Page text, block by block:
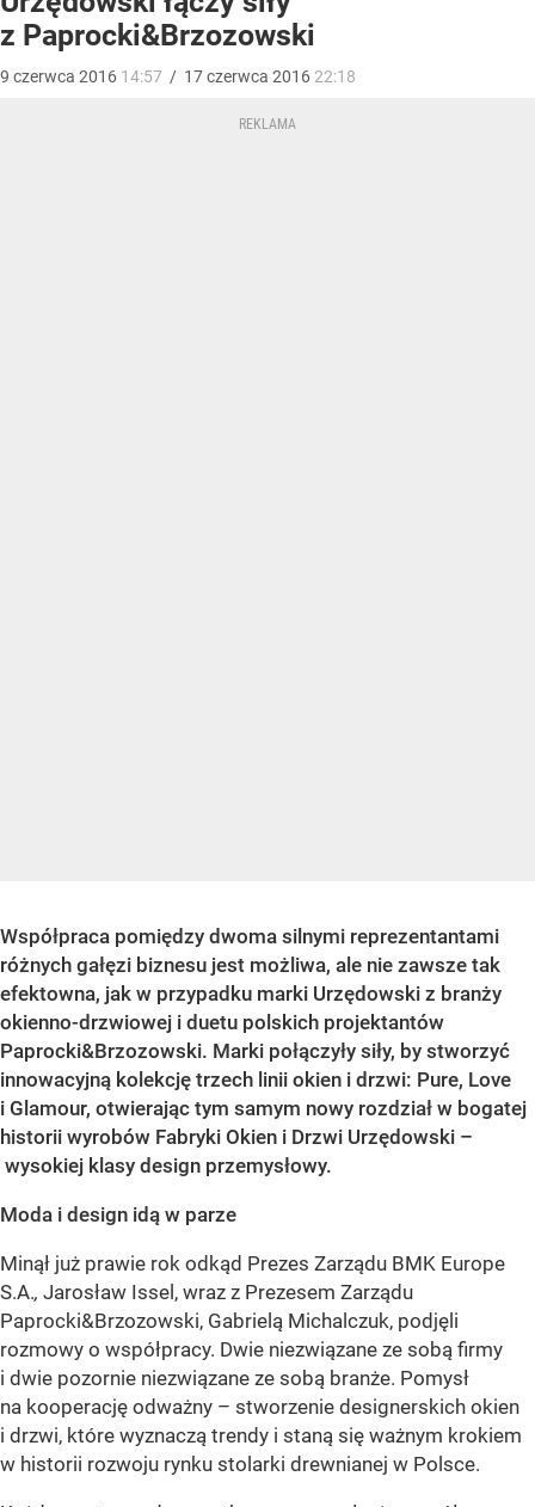
z Paprocki&Brzozowski
9 czerwca 2016 14:57 / 17czerwca 2016 22:18
Współpraca pomiędzy dwoma silnymi reprezentantami
różnych gałęzi biznesu jest możliwa, ale nie zawsze tak
efektowna, jak w przypadku marki Urzędowski z branży
okienno-drzwiowej i duetu polskich projektantów
Paprocki&Brzozowski. Marki połączyły siły, by stworzyć
innowacyjną kolekcję trzech linii okien i drzwi: Pure, Love
i Glamour, otwierając tym samym nowy rozdział w bogatej
historii wyrobów Fabryki Okien i Drzwi Urzędowski –
wysokiej klasy design przemysłowy.
Moda i design idą w parze
Minął już prawie rok odkąd Prezes Zarządu BMK Europe
S.A., Jarosław Issel, wraz z Prezesem Zarządu
Paprocki&Brzozowski, Gabrielą Michalczuk, podjęli
rozmowy o współpracy. Dwie niezwiązane ze sobą firmy
i dwie pozornie niezwiązane ze sobą branże. Pomysł
na kooperację odważny – stworzenie designerskich okien
i drzwi, które wyznaczą trendy i staną się ważnym krokiem
w historii rozwoju rynku stolarki drewnianej w Polsce.